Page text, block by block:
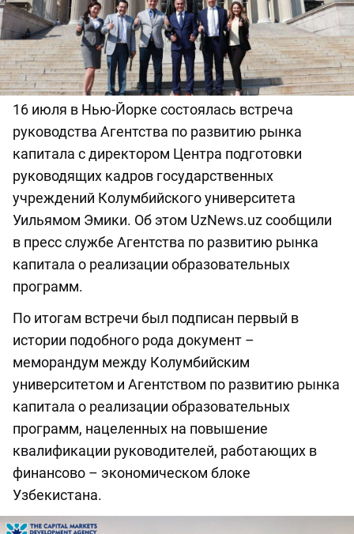
16 июля в Нью-Йорке состоялась встреча
руководства Агентства по развитию рынка
капитала с директором Центра подготовки
руководящих кадров государственных
учреждений Колумбийского университета
Уильямом Эмики. Об этом UzNews.uz сообщили
в пресс службе Агентства по развитию рынка
капитала о реализации образовательных
программ.
По итогам встречи был подписан первый в
истории подобного рода документ –
меморандум между Колумбийским
университетом и Агентством по развитию рынка
капитала о реализации образовательных
программ, нацеленных на повышение
квалификации руководителей, работающих в
финансово – экономическом блоке
Узбекистана.